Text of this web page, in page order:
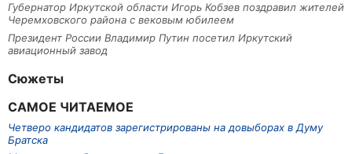
Губернатор Иркутской области Игорь Кобзев поздравил жителей
Черемховского района с вековым юбилеем
Президент России Владимир Путин посетил Иркутский
авиационный завод
Сюжеты
САМОЕ ЧИТАЕМОЕ
Четверо кандидатов зарегистрированы на довыборах в Думу
Братска